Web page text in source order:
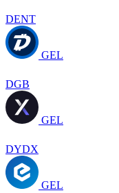
DENT
GEL
DGB
GEL
DYDX
GEL